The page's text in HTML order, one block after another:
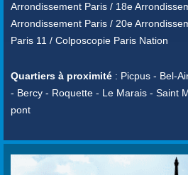
Arrondissement Paris / 18e
Arrondissement Paris / 20e
Paris 11 / Colposcopie Paris Nation
Quartiers à proximité : Picpus - Bel-
- Bercy - Roquette - Le Marais - Saint
pont